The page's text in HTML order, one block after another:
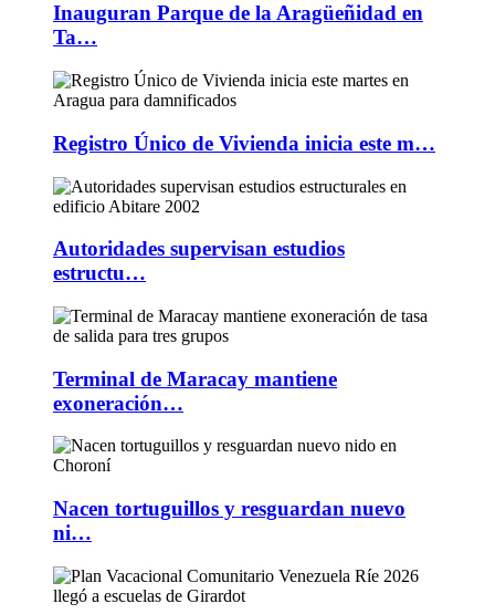
Inauguran Parque de la Aragüeñidad en
Ta…
Registro Único de Vivienda inicia este m…
Autoridades supervisan estudios
estructu…
Terminal de Maracay mantiene
exoneración…
Nacen tortuguillos y resguardan nuevo
ni…